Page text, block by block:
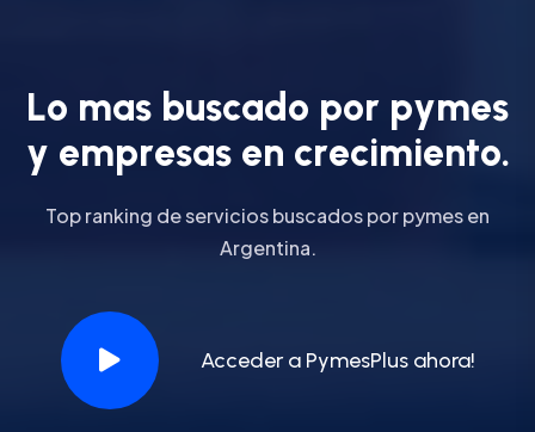
Lo mas buscado por pymes
y empresas en crecimiento.
Top ranking de servicios buscados por pymes en
Argentina.
Acceder a PymesPlus ahora!